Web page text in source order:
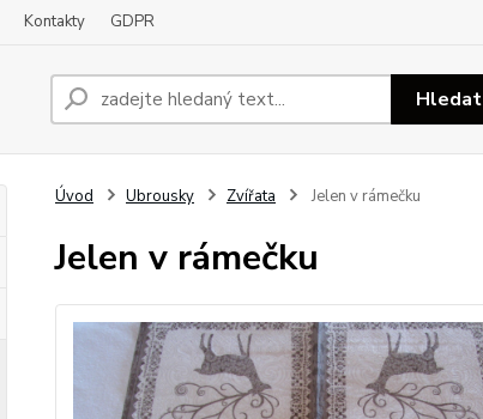
Kontakty GDPR
Hledat
Úvod Ubrousky Zvířata Jelen v rámečku
Jelen v rámečku